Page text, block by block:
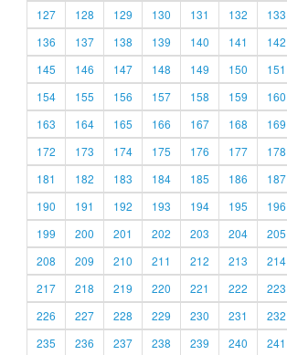
127
128 129 130 131 132 133
136
137 138 139 140 141 142
145
146 147 148 149 150 151
154
155 156 157 158 159 160
163
164 165 166 167 168 169
172
173 174 175 176 177 178
181
182 183 184 185 186 187
190
191 192 193 194 195 196
199
200 201 202 203 204 205
208
209 210 211 212 213 214
217
218 219 220 221 222 223
226
227 228 229 230 231 232
235
236 237 238 239 240 241